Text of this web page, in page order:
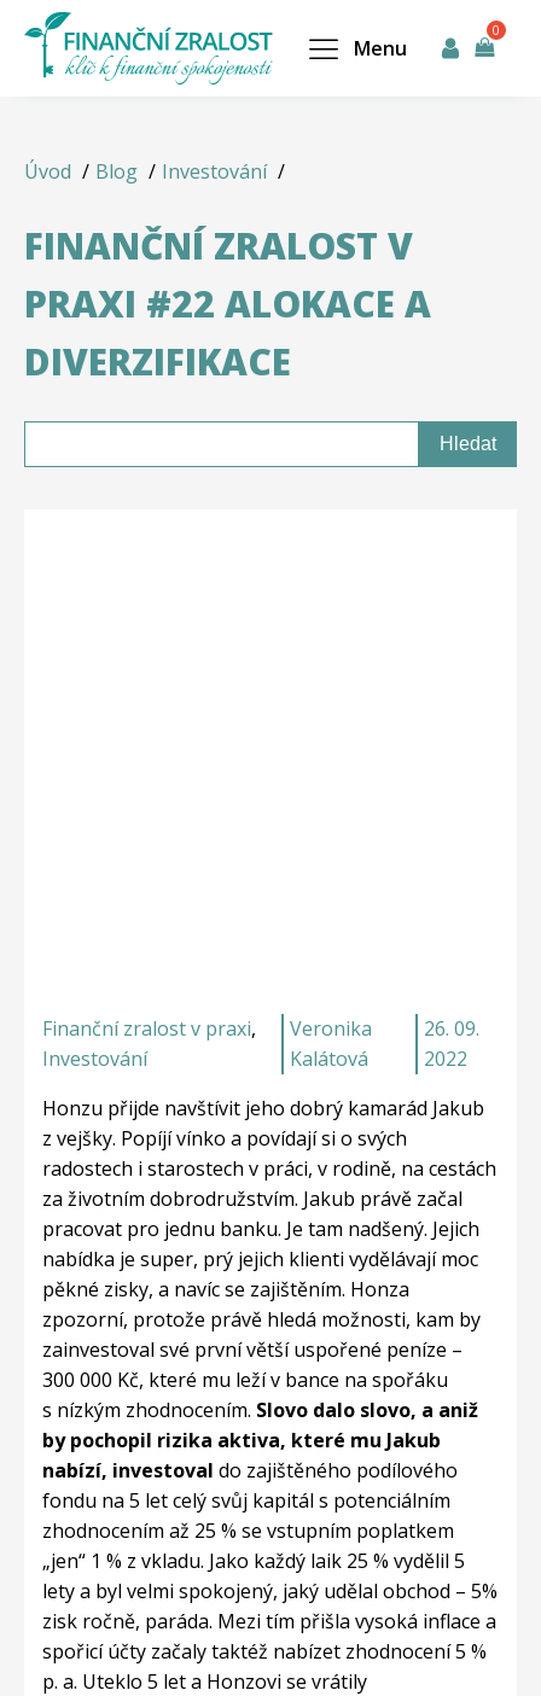
Menu
Úvod Blog Investování
FINANČNÍ ZRALOST V
PRAXI #22 ALOKACE A
DIVERZIFIKACE
Finanční zralost v praxi,
Investování
Veronika
Kalátová
26. 09.
2022
Honzu přijde navštívit jeho dobrý kamarád Jakub
z vejšky. Popíjí vínko a povídají si o svých
radostech i starostech v práci, v rodině, na cestách
za životním dobrodružstvím. Jakub právě začal
pracovat pro jednu banku. Je tam nadšený. Jejich
nabídka je super, prý jejich klienti vydělávají moc
pěkné zisky, a navíc se zajištěním. Honza
zpozorní, protože právě hledá možnosti, kam by
zainvestoval své první větší uspořené peníze –
300 000 Kč, které mu leží v bance na spořáku
s nízkým zhodnocením. Slovo dalo slovo, a aniž
by pochopil rizika aktiva, které mu Jakub
nabízí, investoval do zajištěného podílového
fondu na 5 let celý svůj kapitál s potenciálním
zhodnocením až 25 % se vstupním poplatkem
„jen“ 1 % z vkladu. Jako každý laik 25 % vydělil 5
lety a byl velmi spokojený, jaký udělal obchod – 5%
zisk ročně, paráda. Mezi tím přišla vysoká inflace a
spořicí účty začaly taktéž nabízet zhodnocení 5 %
p. a. Uteklo 5 let a Honzovi se vrátily